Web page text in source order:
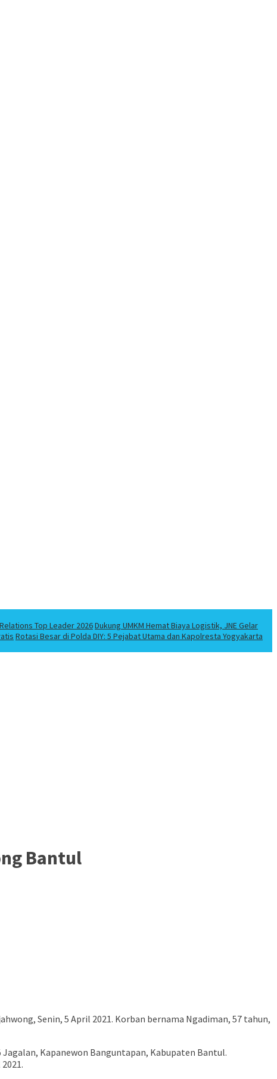
Top Leader 2026Dukung UMKM Hemat Biaya Logistik, JNE Gelar
Rotasi Besar di Polda DIY: 5 Pejabat Utama dan Kapolresta Yogyakarta
Bantul
Senin, 5 April 2021. Korban bernama Ngadiman, 57 tahun,
Kapanewon Banguntapan, Kabupaten Bantul.